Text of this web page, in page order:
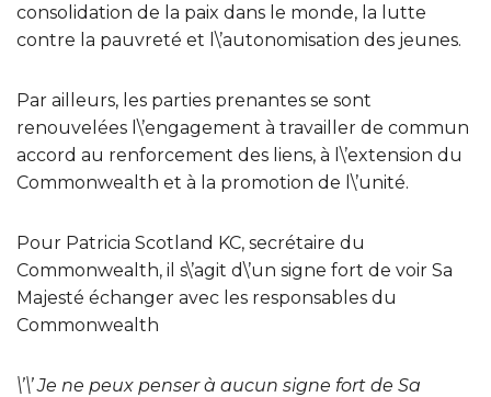
consolidation de la paix dans le monde, la lutte
contre la pauvreté et l\’autonomisation des jeunes.
Par ailleurs, les parties prenantes se sont
renouvelées l\’engagement à travailler de commun
accord au renforcement des liens, à l\’extension du
Commonwealth et à la promotion de l\’unité.
Pour Patricia Scotland KC, secrétaire du
Commonwealth, il s\’agit d\’un signe fort de voir Sa
Majesté échanger avec les responsables du
Commonwealth
\’\’ Je ne peux penser à aucun signe fort de Sa